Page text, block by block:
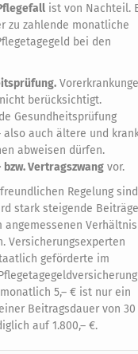
ist von Nachteil.
zu zahlende monatliche
bei den
berücksichtigt.
Gesundheitsprüfung
also auch ältere und
abweisen dürfen.
Vertragszwang vor.
Regelung sind
stark steigende Beiträge
Verhältnis
Versicherungsexperten
geförderte im
5,– € ist nur ein
Beitragsdauer von 30
auf 1.800,– €.